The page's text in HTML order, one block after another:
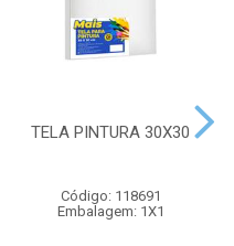
TELA PINTURA 30X30
Código: 118691
Embalagem: 1X1